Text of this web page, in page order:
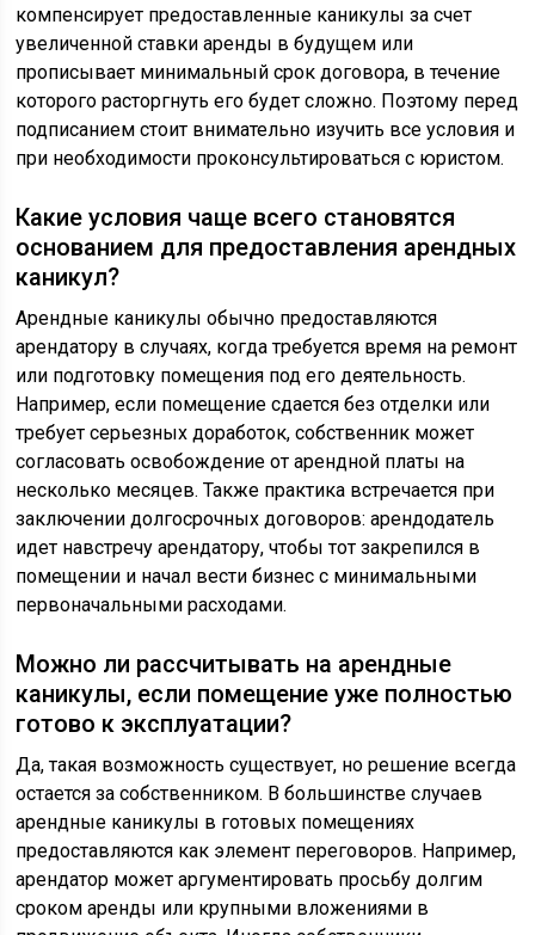
компенсирует предоставленные каникулы за счет
увеличенной ставки аренды в будущем или
прописывает минимальный срок договора, в течение
которого расторгнуть его будет сложно. Поэтому перед
подписанием стоит внимательно изучить все условия и
при необходимости проконсультироваться с юристом.
Какие условия чаще всего становятся
основанием для предоставления арендных
каникул?
Арендные каникулы обычно предоставляются
арендатору в случаях, когда требуется время на ремонт
или подготовку помещения под его деятельность.
Например, если помещение сдается без отделки или
требует серьезных доработок, собственник может
согласовать освобождение от арендной платы на
несколько месяцев. Также практика встречается при
заключении долгосрочных договоров: арендодатель
идет навстречу арендатору, чтобы тот закрепился в
помещении и начал вести бизнес с минимальными
первоначальными расходами.
Можно ли рассчитывать на арендные
каникулы, если помещение уже полностью
готово к эксплуатации?
Да, такая возможность существует, но решение всегда
остается за собственником. В большинстве случаев
арендные каникулы в готовых помещениях
предоставляются как элемент переговоров. Например,
арендатор может аргументировать просьбу долгим
сроком аренды или крупными вложениями в